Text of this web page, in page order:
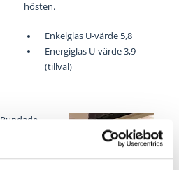
hösten.
Enkelglas U-värde 5,8
Energiglas U-värde 3,9
(tillval)
Rundade